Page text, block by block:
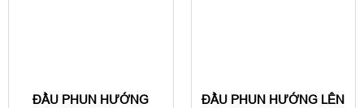
ĐẦU PHUN HƯỚNG
ĐẦU PHUN HƯỚNG LÊN